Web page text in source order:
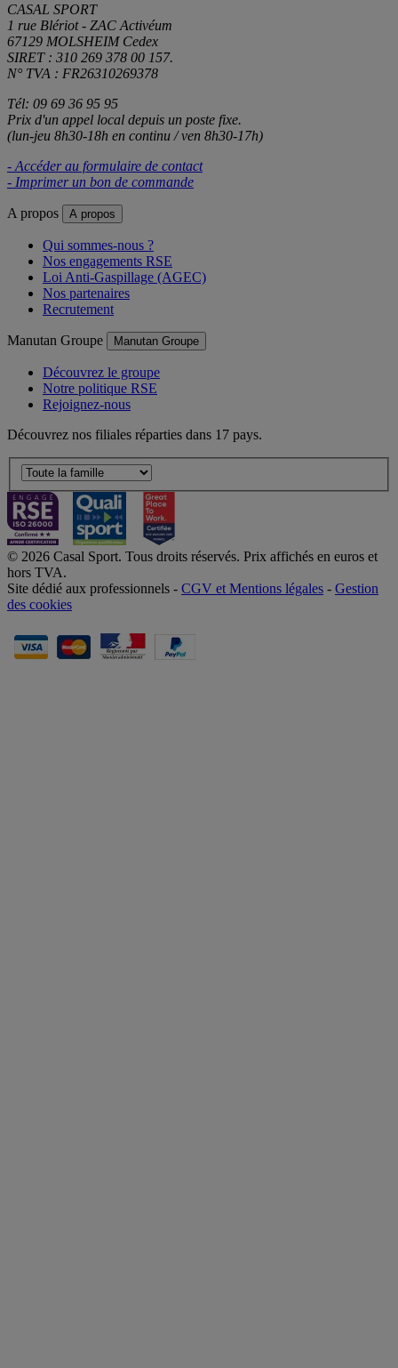
CASAL SPORT
1 rue Blériot - ZAC Activéum
67129 MOLSHEIM Cedex
SIRET : 310 269 378 00 157.
N° TVA : FR26310269378
Tél: 09 69 36 95 95
Prix d'un appel local depuis un poste fixe.
(lun-jeu 8h30-18h en continu / ven 8h30-17h)
- Accéder au formulaire de contact
- Imprimer un bon de commande
A propos A propos
Qui sommes-nous ?
Nos engagements RSE
Loi Anti-Gaspillage (AGEC)
Nos partenaires
Recrutement
Manutan Groupe Manutan Groupe
Découvrez le groupe
Notre politique RSE
Rejoignez-nous
Découvrez nos filiales réparties dans 17 pays.
© 2026 Casal Sport. Tous droits réservés. Prix affichés en euros et
hors TVA.
Site dédié aux professionnels - CGV et Mentions légales - Gestion
des cookies